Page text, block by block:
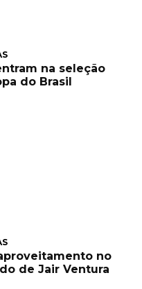
na seleção
do Brasil
no
de Jair Ventura